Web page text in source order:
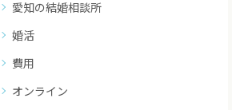
愛知の結婚相談所
婚活
費用
オンライン